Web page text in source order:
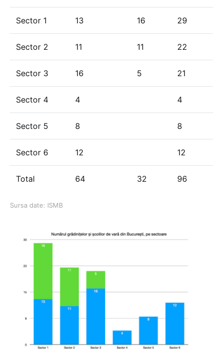
Sector 1 13 16 29
Sector 2 11 11 22
Sector 3 16 5 21
Sector 4 4 4
Sector 5 8 8
Sector 6 12 12
Total 64 32 96
Sursa date: ISMB